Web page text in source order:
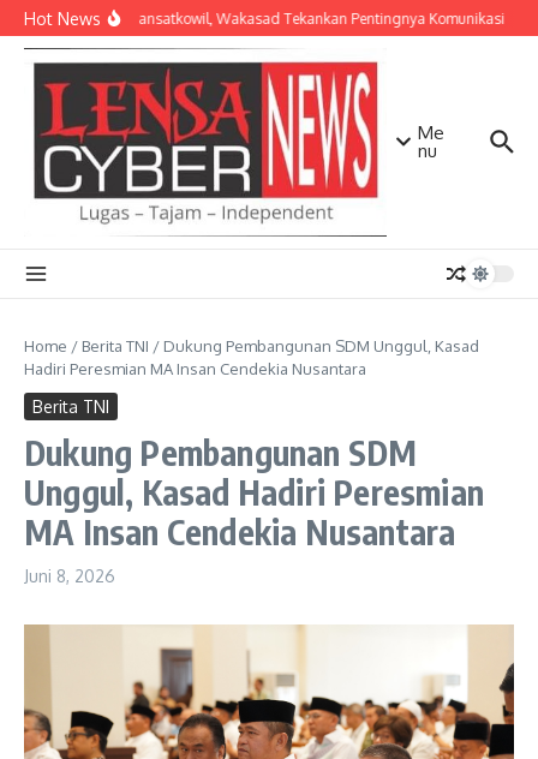
Lewati ke konten
Hot NewsBekali Dansatkowil, Wakasad Tekankan Pentingnya Komunikasi
Me
nu
Home / Berita TNI / Dukung Pembangunan SDM Unggul, Kasad
Hadiri Peresmian MA Insan Cendekia Nusantara
Berita TNI
Dukung Pembangunan SDM
Unggul, Kasad Hadiri Peresmian
MA Insan Cendekia Nusantara
Juni 8, 2026